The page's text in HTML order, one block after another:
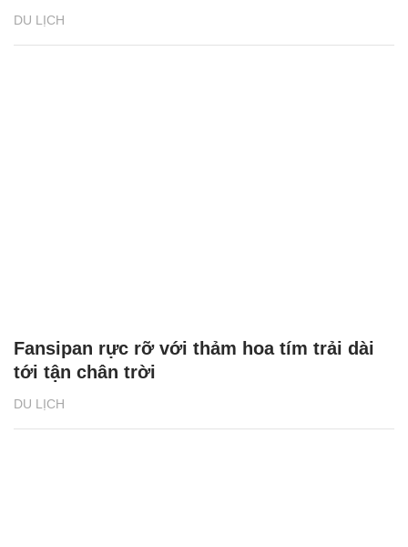
DU LỊCH
DU LỊCH
Fansipan rực rỡ với thảm hoa tím trải dài
tới tận chân trời